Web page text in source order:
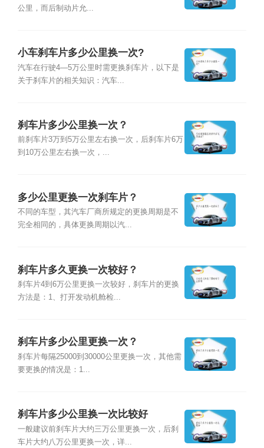
公里，而后制动片允...
小车刹车片多少公里换一次?
汽车在行驶4—5万公里时需更换刹车片，以下是
关于刹车片的相关知识：汽车...
刹车片多少公里换一次？
前刹车片3万到5万公里左右换一次，后刹车片6万
到10万公里左右换一次，...
多少公里更换一次刹车片？
不同的车型，其汽车厂商所规定的更换周期是不
完全相同的，具体更换周期以汽...
刹车片多久更换一次较好？
刹车片4到6万公里更换一次较好，刹车片的更换
方法是：1、打开发动机舱检...
刹车片多少公里更换一次？
刹车片每隔25000到30000公里更换一次，其他需
要更换的情况是：1...
刹车片多少公里换一次比较好
一般建议前刹车片大约三万公里更换一次，后刹
车片大约八万公里更换一次，详...